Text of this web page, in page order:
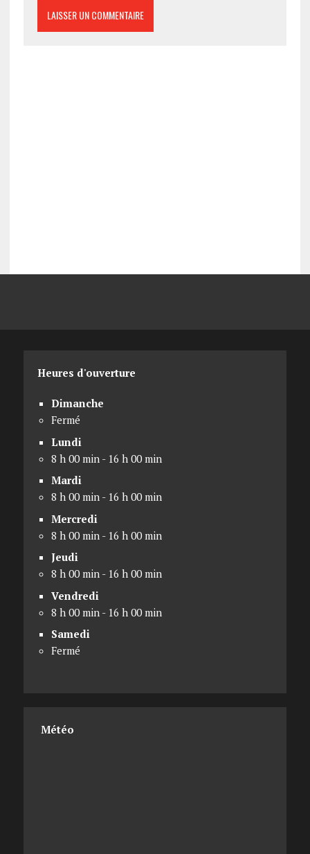
Heures d'ouverture
Dimanche
Fermé
Lundi
8 h 00 min - 16 h 00 min
Mardi
8 h 00 min - 16 h 00 min
Mercredi
8 h 00 min - 16 h 00 min
Jeudi
8 h 00 min - 16 h 00 min
Vendredi
8 h 00 min - 16 h 00 min
Samedi
Fermé
Météo